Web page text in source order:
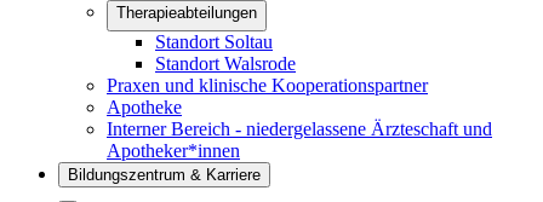
Therapieabteilungen
Standort Soltau
Standort Walsrode
Praxen und klinische Kooperationspartner
Apotheke
Interner Bereich - niedergelassene Ärzteschaft und
Apotheker*innen
Bildungszentrum & Karriere